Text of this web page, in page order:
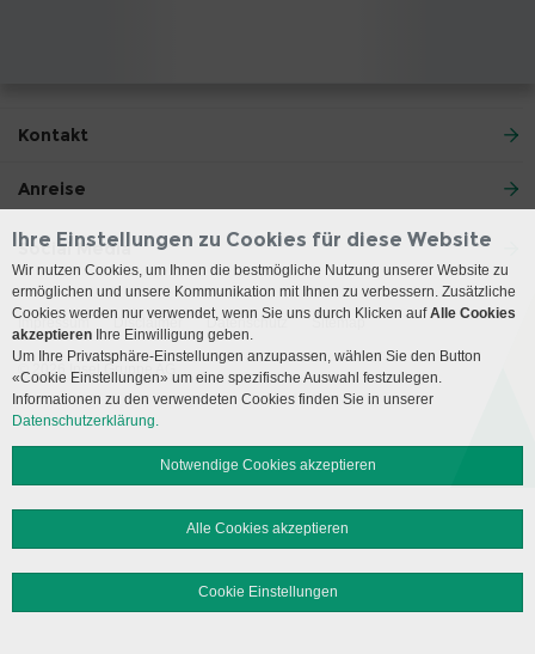
Kontakt
Anreise
Social Media
Impressum Disclaimer Datenschutz Sitemap
© 2026 Insel Gruppe AG
Ihre Einstellungen zu Cookies für diese Website
Wir nutzen Cookies, um Ihnen die bestmögliche Nutzung unserer Website zu
ermöglichen und unsere Kommunikation mit Ihnen zu verbessern. Zusätzliche
Cookies werden nur verwendet, wenn Sie uns durch Klicken aufAlle Cookies
akzeptieren Ihre Einwilligung geben.
Um Ihre Privatsphäre-Einstellungen anzupassen, wählen Sie den Button
«Cookie Einstellungen» um eine spezifische Auswahl festzulegen.
Informationen zu den verwendeten Cookies finden Sie in unserer
Datenschutzerklärung.
Notwendige Cookies akzeptieren
Alle Cookies akzeptieren
Cookie Einstellungen